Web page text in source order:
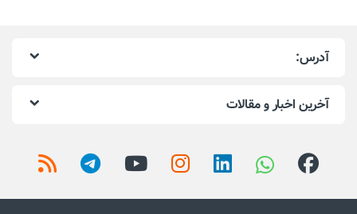
آدرس:
آخرین اخبار و مقالات